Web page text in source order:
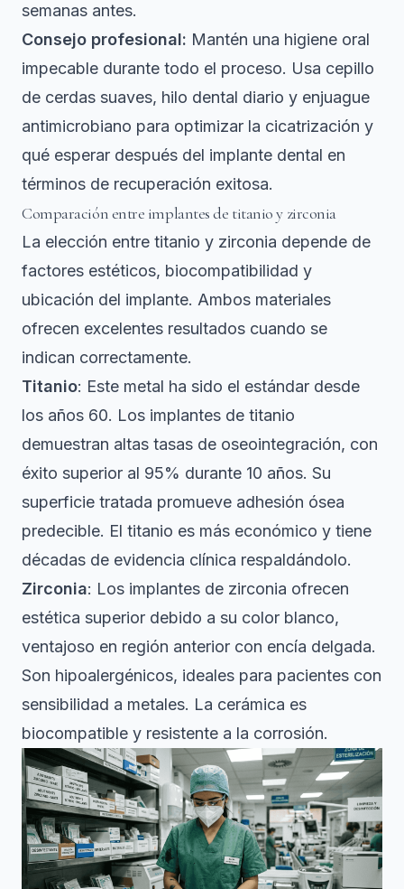
semanas antes.
Consejo profesional: Mantén una higiene oral
impecable durante todo el proceso. Usa cepillo
de cerdas suaves, hilo dental diario y enjuague
antimicrobiano para optimizar la cicatrización y
qué esperar después del implante dental en
términos de recuperación exitosa.
Comparación entre implantes de titanio y zirconia
La elección entre titanio y zirconia depende de
factores estéticos, biocompatibilidad y
ubicación del implante. Ambos materiales
ofrecen excelentes resultados cuando se
indican correctamente.
Titanio: Este metal ha sido el estándar desde
los años 60. Los implantes de titanio
demuestran altas tasas de oseointegración, con
éxito superior al 95% durante 10 años. Su
superficie tratada promueve adhesión ósea
predecible. El titanio es más económico y tiene
décadas de evidencia clínica respaldándolo.
Zirconia: Los implantes de zirconia ofrecen
estética superior debido a su color blanco,
ventajoso en región anterior con encía delgada.
Son hipoalergénicos, ideales para pacientes con
sensibilidad a metales. La cerámica es
biocompatible y resistente a la corrosión.